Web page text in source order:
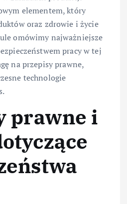
elementem, który
oraz zdrowie i życie
omówimy najważniejsze
pracy w tej
na przepisy prawne,
technologie
prawne i